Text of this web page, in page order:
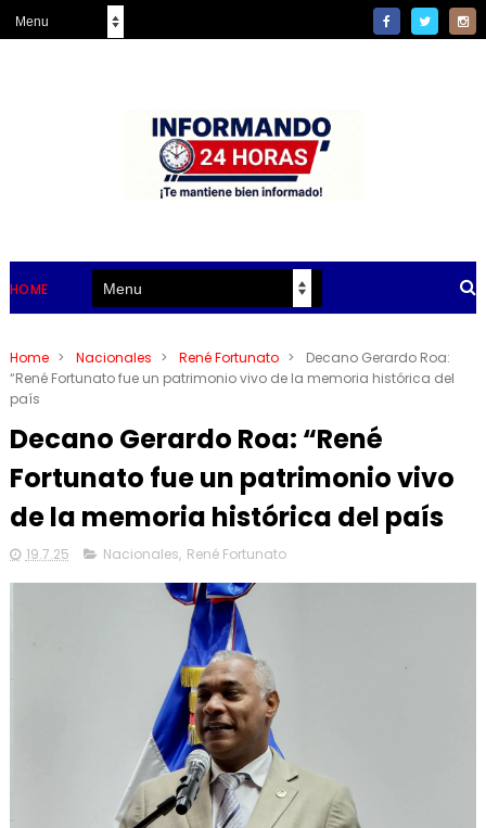
HOME
Home > Nacionales > René Fortunato >
Decano Gerardo Roa:
“René Fortunato fue un patrimonio vivo de la memoria histórica del
país
Decano Gerardo Roa: “René
Fortunato fue un patrimonio vivo
de la memoria histórica del país
19.7.25 Nacionales, René Fortunato